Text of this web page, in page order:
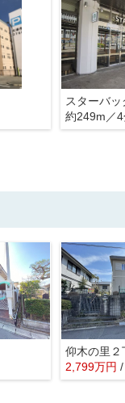
約249m／
仰木の里２
2,799万円